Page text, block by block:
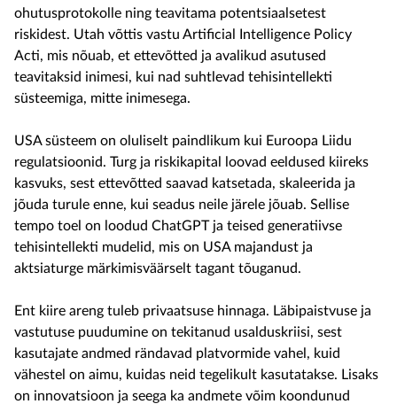
ohutusprotokolle ning teavitama potentsiaalsetest
riskidest. Utah võttis vastu Artificial Intelligence Policy
Acti, mis nõuab, et ettevõtted ja avalikud asutused
teavitaksid inimesi, kui nad suhtlevad tehisintellekti
süsteemiga, mitte inimesega.
USA süsteem on oluliselt paindlikum kui Euroopa Liidu
regulatsioonid. Turg ja riskikapital loovad eeldused kiireks
kasvuks, sest ettevõtted saavad katsetada, skaleerida ja
jõuda turule enne, kui seadus neile järele jõuab. Sellise
tempo toel on loodud ChatGPT ja teised generatiivse
tehisintellekti mudelid, mis on USA majandust ja
aktsiaturge märkimisväärselt tagant tõuganud.
Ent kiire areng tuleb privaatsuse hinnaga. Läbipaistvuse ja
vastutuse puudumine on tekitanud usalduskriisi, sest
kasutajate andmed rändavad platvormide vahel, kuid
vähestel on aimu, kuidas neid tegelikult kasutatakse. Lisaks
on innovatsioon ja seega ka andmete võim koondunud